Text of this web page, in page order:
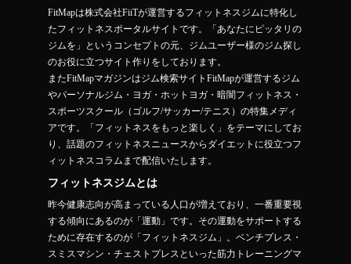
FitMapは株式会社FiiTが運営するフィットネスジムに特化し
たフィットネスポータルサイトです。「あなたにピッタリの
ジムを」というコンセプトの元、ジムユーザー様のジム探し
のお役に立つサイト作りをしております。
またFitMapマガジンはジム検索サイトFitMapが運営するジム
やパーソナルジム・ヨガ・ホットヨガ・暗闇フィットネス・
スポーツスクール（ゴルフ/サッカー/テニス）の特集メディ
アです。「フィットネスをもっと楽しく」をテーマにしてお
り、話題のフィットネスニュースからダイエットに役立つフ
ィットネスコラムまで配信いたします。
フィットネスジムとは
昨今健康志向が高まっている人口が増えており、一番重要視
する傾向にあるのが「運動」です。その運動をサポートする
ために存在するのが「フィットネスジム」。ベンチプレス・
スミスマシン・チェストプレスといった筋力トレーニングマ